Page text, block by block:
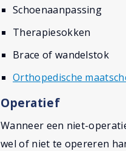
Schoenaanpassing
Therapiesokken
Brace of wandelstok
Orthopedische
Operatief
Wanneer een niet-
wel of niet te opereren